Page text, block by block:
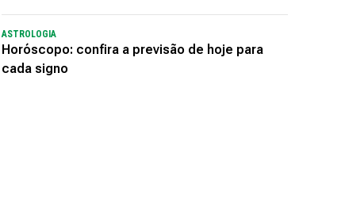
ASTROLOGIA
Horóscopo: confira a previsão de hoje para
cada signo